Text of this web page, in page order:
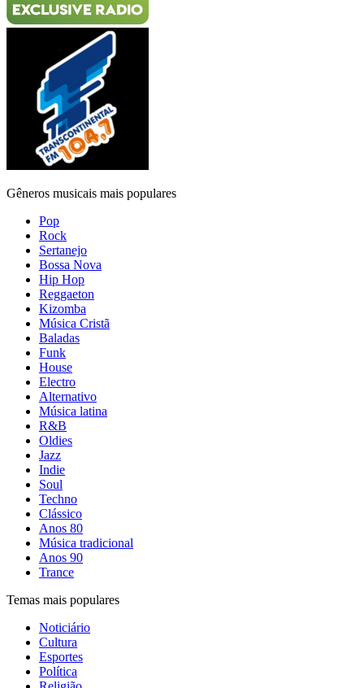
Gêneros musicais mais populares
Pop
Rock
Sertanejo
Bossa Nova
Hip Hop
Reggaeton
Kizomba
Música Cristã
Baladas
Funk
House
Electro
Alternativo
Música latina
R&B
Oldies
Jazz
Indie
Soul
Techno
Clássico
Anos 80
Música tradicional
Anos 90
Trance
Temas mais populares
Noticiário
Cultura
Esportes
Política